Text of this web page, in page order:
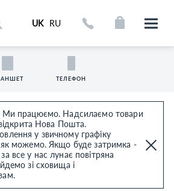
Ми працюємо. Надсилаємо товари
Нова Пошта.
у звичному графіку
як можемо. Якщо буде затримка -
все у нас лунає повітряна
зі сховища і
UK RU
ТЕЛЕФОН